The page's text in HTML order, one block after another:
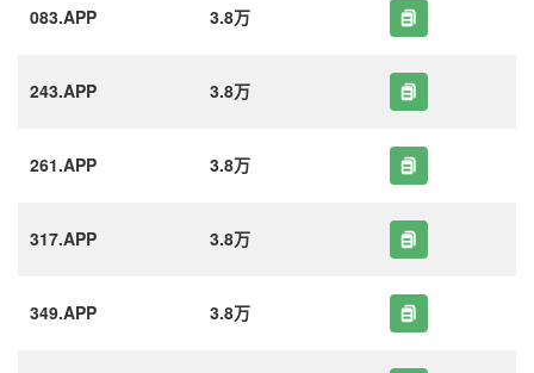
083.APP 3.8万
243.APP 3.8万
261.APP 3.8万
317.APP 3.8万
349.APP 3.8万